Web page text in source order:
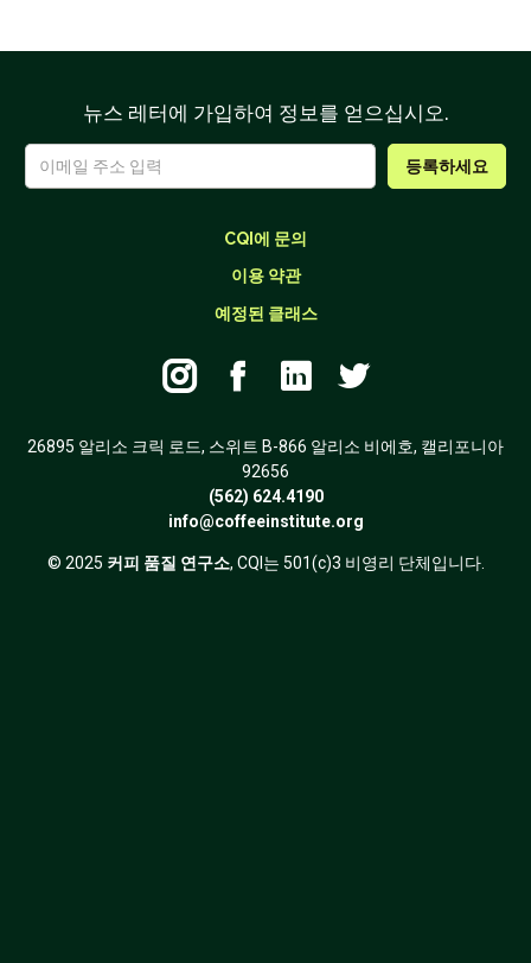
뉴스 레터에 가입하여 정보를 얻으십시오.
CQI에 문의
이용 약관
예정된 클래스
   
26895 알리소 크릭 로드, 스위트 B-866 알리소 비에호, 캘리포니아
92656
(562) 624.4190
info@coffeeinstitute.org
© 2025 커피 품질 연구소, CQI는 501(c)3 비영리 단체입니다.